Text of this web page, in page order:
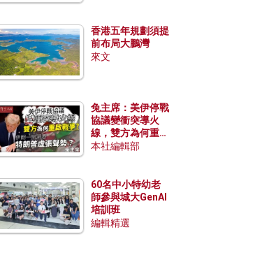
香港五年規劃須提
前布局大鵬灣
來文
兔主席：美伊停戰
協議變衝突導火
線，雙方為何重啟
戰爭？伊朗一早洞
本社編輯部
60名中小特幼老
師參與城大GenAI
培訓班
編輯精選